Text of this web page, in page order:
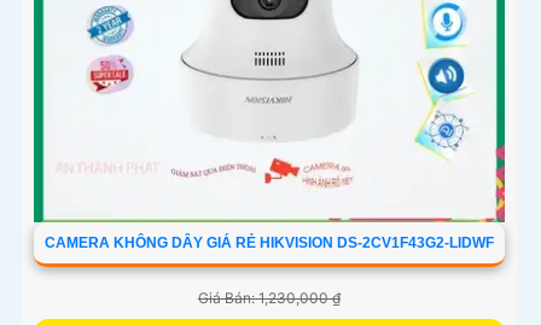
CAMERA KHÔNG DÂY GIÁ RẺ HIKVISION DS-2CV1F43G2-LIDWF
Giá Bán: 1,230,000 ₫